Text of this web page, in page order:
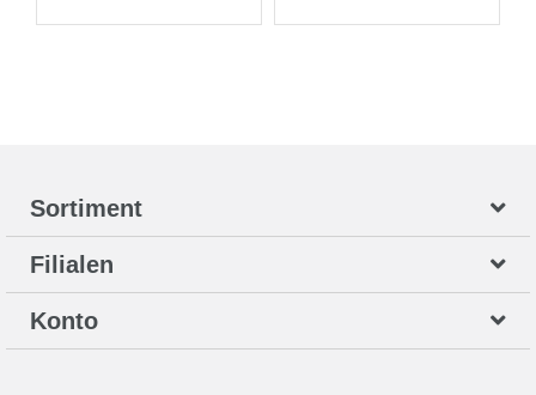
Sortiment
Filialen
Konto